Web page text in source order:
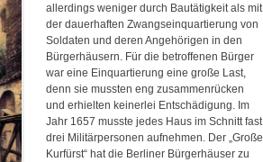
allerdings weniger durch Bautätigkeit als mit
der dauerhaften Zwangseinquartierung von
Soldaten und deren Angehörigen in den
Bürgerhäusern. Für die betroffenen Bürger
war eine Einquartierung eine große Last,
denn sie mussten eng zusammenrücken
und erhielten keinerlei Entschädigung. Im
Jahr 1657 musste jedes Haus im Schnitt fast
drei Militärpersonen aufnehmen. Der „Große
Kurfürst“ hat die Berliner Bürgerhäuser zu